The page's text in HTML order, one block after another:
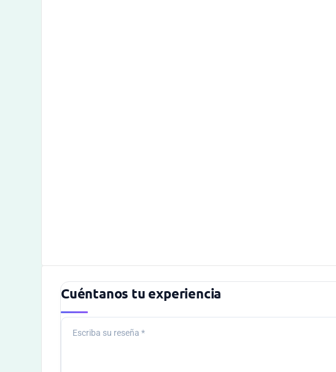
Cuéntanos tu experiencia